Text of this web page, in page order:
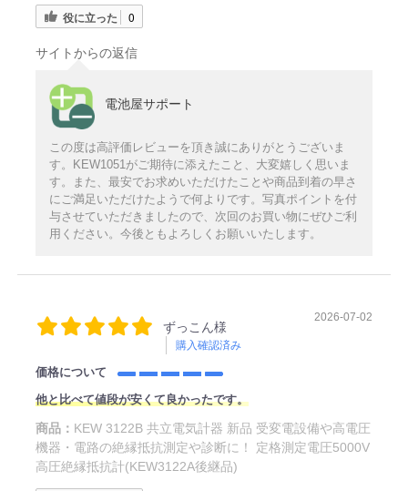
役に立った 0
サイトからの返信
電池屋サポート
この度は高評価レビューを頂き誠にありがとうございま
す。KEW1051がご期待に添えたこと、大変嬉しく思いま
す。また、最安でお求めいただけたことや商品到着の早さ
にご満足いただけたようで何よりです。写真ポイントを付
与させていただきましたので、次回のお買い物にぜひご利
用ください。今後ともよろしくお願いいたします。
ずっこん様
購入確認済み
2026-07-02
価格について
他と比べて値段が安くて良かったです。
商品： KEW 3122B 共立電気計器 新品 受変電設備や高電圧
機器・電路の絶縁抵抗測定や診断に！ 定格測定電圧5000V
高圧絶縁抵抗計(KEW3122A後継品)